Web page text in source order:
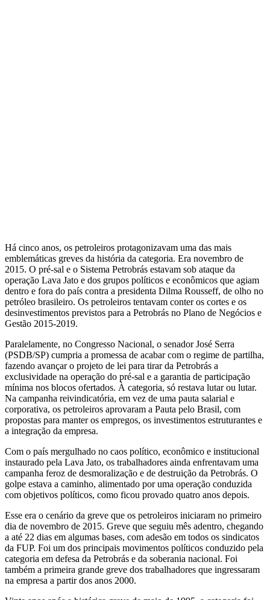
Há cinco anos, os petroleiros protagonizavam uma das mais
emblemáticas greves da história da categoria. Era novembro de
2015. O pré-sal e o Sistema Petrobrás estavam sob ataque da
operação Lava Jato e dos grupos políticos e econômicos que agiam
dentro e fora do país contra a presidenta Dilma Rousseff, de olho no
petróleo brasileiro. Os petroleiros tentavam conter os cortes e os
desinvestimentos previstos para a Petrobrás no Plano de Negócios e
Gestão 2015-2019.
Paralelamente, no Congresso Nacional, o senador José Serra
(PSDB/SP) cumpria a promessa de acabar com o regime de partilha,
fazendo avançar o projeto de lei para tirar da Petrobrás a
exclusividade na operação do pré-sal e a garantia de participação
mínima nos blocos ofertados. À categoria, só restava lutar ou lutar.
Na campanha reivindicatória, em vez de uma pauta salarial e
corporativa, os petroleiros aprovaram a Pauta pelo Brasil, com
propostas para manter os empregos, os investimentos estruturantes e
a integração da empresa.
Com o país mergulhado no caos político, econômico e institucional
instaurado pela Lava Jato, os trabalhadores ainda enfrentavam uma
campanha feroz de desmoralização e de destruição da Petrobrás. O
golpe estava a caminho, alimentado por uma operação conduzida
com objetivos políticos, como ficou provado quatro anos depois.
Esse era o cenário da greve que os petroleiros iniciaram no primeiro
dia de novembro de 2015. Greve que seguiu mês adentro, chegando
a até 22 dias em algumas bases, com adesão em todos os sindicatos
da FUP. Foi um dos principais movimentos políticos conduzido pela
categoria em defesa da Petrobrás e da soberania nacional. Foi
também a primeira grande greve dos trabalhadores que ingressaram
na empresa a partir dos anos 2000.